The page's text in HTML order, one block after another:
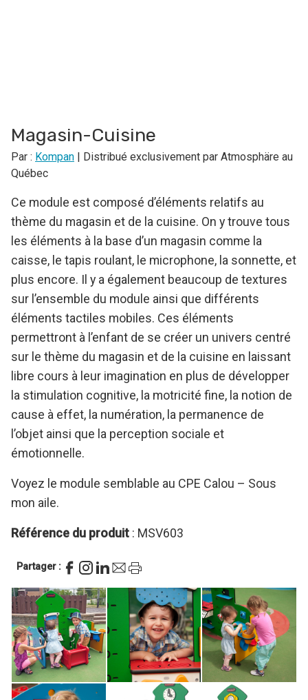
Magasin-Cuisine
Par : Kompan | Distribué exclusivement par Atmosphäre au
Québec
Ce module est composé d’éléments relatifs au
thème du magasin et de la cuisine. On y trouve tous
les éléments à la base d’un magasin comme la
caisse, le tapis roulant, le microphone, la sonnette, et
plus encore. Il y a également beaucoup de textures
sur l’ensemble du module ainsi que différents
éléments tactiles mobiles. Ces éléments
permettront à l’enfant de se créer un univers centré
sur le thème du magasin et de la cuisine en laissant
libre cours à leur imagination en plus de développer
la stimulation cognitive, la motricité fine, la notion de
cause à effet, la numération, la permanence de
l’objet ainsi que la perception sociale et
émotionnelle.
Voyez le module semblable au CPE Calou – Sous
mon aile.
Référence du produit : MSV603
Partager :